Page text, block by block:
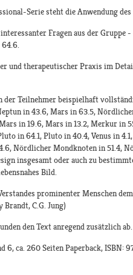
Serie steht die Anwendung
Fragen aus der Gruppe -
64.6.
und therapeutischer Praxis im
der Teilnehmer beispielhaft
in 43.6, Mars in 63.5,
in 19.6, Mars in 13.2, Merkur in
in 64.1, Pluto in 40.4, Venus in
Nördlicher Mondknoten in 51.4,
insgesamt oder auch zu
Bild.
prominenter Menschen
C.G. Jung)
den Text anregend zusätzlich ab.
6, ca. 260 Seiten Paperback, ISBN: